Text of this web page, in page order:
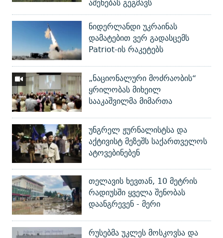
აშენებას გეგმავს
ნიდერლანდი უკრაინას
დამატებით ვერ გადასცემს
Patriot-ის რაკეტებს
„ნაციონალური მოძრაობის“
ყრილობას მიხეილ
სააკაშვილმა მიმართა
უნგრელ ჟურნალისტსა და
აქტივისტ მეზეშს საქართველოს
ატოვებინებენ
თელავის ხევთან, 10 მეტრის
რადიუსში ყველა შენობას
დაანგრევენ - მერი
რუსებმა უკლეს მოსკოვსა და